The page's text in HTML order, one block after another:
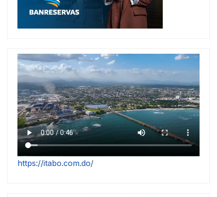
https://itabo.com.do/